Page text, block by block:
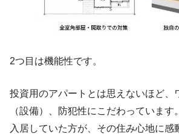
2つ目は機能性です。
投資用のアパートとは思えないほど、
（設備）、防犯性にこだわっています
入居していた方が、その住み心地に感